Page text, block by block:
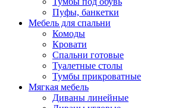
Пуфы, банкетки
Мебель для спальни
Комоды
Кровати
Спальни готовые
Туалетные столы
Тумбы прикроватные
Мягкая мебель
Диваны линейные